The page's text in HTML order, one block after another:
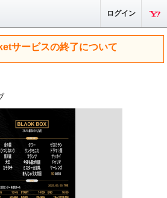
ログイン
サービスの終了について